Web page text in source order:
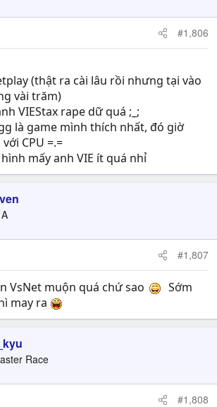
#1,806
(thật ra cài lâu rồi nhưng tại vào
vài trăm)
VIEStax rape dữ quá ;_;
là game mình thích nhất, đó giờ
CPU =.=
mấy anh VIE ít quá nhỉ
#1,807
VsNet muộn quá chứ sao
Sớm
may ra
Race
#1,808